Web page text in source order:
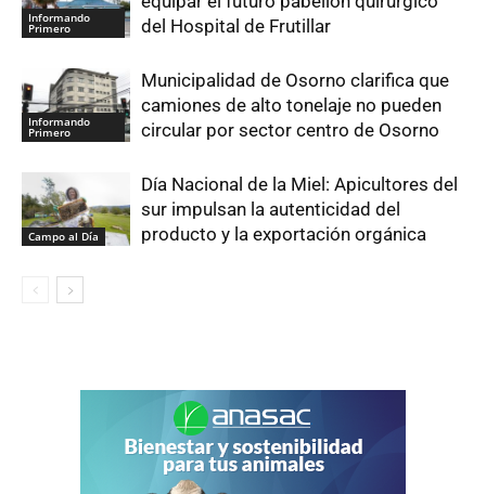
Informando
Primero
del Hospital de Frutillar
Informando
Primero
Municipalidad de Osorno clarifica que
camiones de alto tonelaje no pueden
circular por sector centro de Osorno
Campo al Día
Día Nacional de la Miel: Apicultores del
sur impulsan la autenticidad del
producto y la exportación orgánica